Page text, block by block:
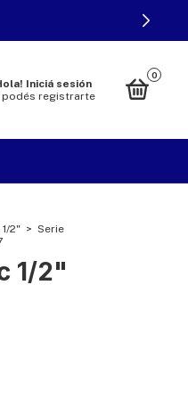
Iniciá sesión
podés registrarte
0
2" > Serie
1/2"